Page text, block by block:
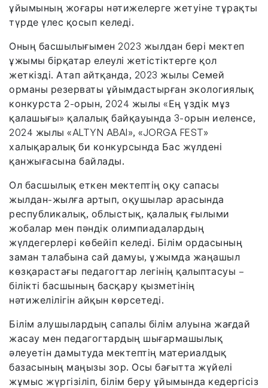
ұйымының жоғары нәтижелерге жетуіне тұрақты
түрде үлес қосып келеді.
Оның басшылығымен 2023 жылдан бері мектеп
ұжымы бірқатар елеулі жетістіктерге қол
жеткізді. Атап айтқанда, 2023 жылы Семей
орманы резерваты ұйымдастырған экологиялық
конкурста 2-орын, 2024 жылы «Ең үздік мұз
қалашығы» қалалық байқауында 3-орын иеленсе,
2024 жылы «ALTYN ABAI», «JORGA FEST»
халықаралық би конкурсында Бас жүлдені
қанжығасына байлады.
Ол басшылық еткен мектептің оқу сапасы
жылдан-жылға артып, оқушылар арасында
республикалық, облыстық, қалалық ғылыми
жобалар мен пәндік олимпиадалардың
жүлдегерлері көбейіп келеді. Білім ордасының
заман талабына сай дамуы, ұжымда жаңашыл
көзқарастағы педагогтар легінің қалыптасуы –
білікті басшының басқару қызметінің
нәтижелілігін айқын көрсетеді.
Білім алушылардың сапалы білім алуына жағдай
жасау мен педагогтардың шығармашылық
әлеуетін дамытуда мектептің материалдық
базасының маңызы зор. Осы бағытта жүйелі
жұмыс жүргізіліп, білім беру ұйымында кедергісіз